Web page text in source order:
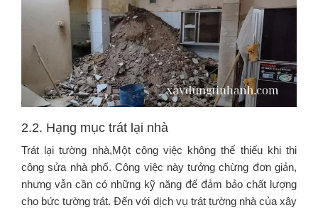
2.2. Hạng mục trát lại nhà
Trát lại tường nhà,Một công việc không thể thiếu khi thi
công sửa nhà phố. Công việc này tưởng chừng đơn giản,
nhưng vẫn cần có những kỹ năng để đảm bảo chất lượng
cho bức tường trát. Đến với dịch vụ trát tường nhà của xây